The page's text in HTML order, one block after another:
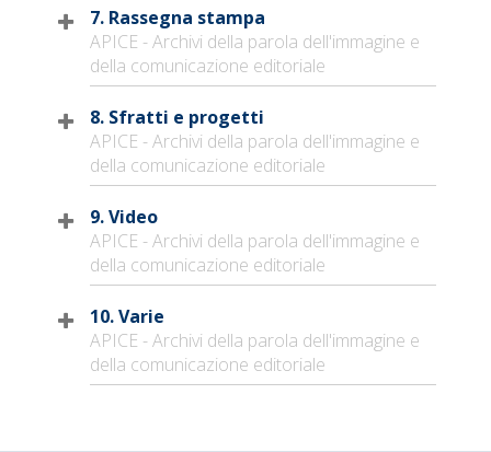
7. Rassegna stampa
APICE - Archivi della parola dell'immagine e
della comunicazione editoriale
8. Sfratti e progetti
APICE - Archivi della parola dell'immagine e
della comunicazione editoriale
9. Video
APICE - Archivi della parola dell'immagine e
della comunicazione editoriale
10. Varie
APICE - Archivi della parola dell'immagine e
della comunicazione editoriale